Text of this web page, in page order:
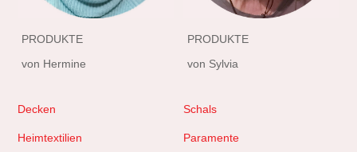
PRODUKTE
von Hermine
Decken
Heimtextilien
PRODUKTE
von Sylvia
Schals
Paramente